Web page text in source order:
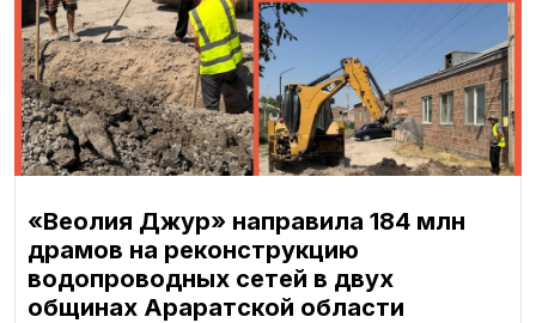
«Веолия Джур» направила 184 млн
драмов на реконструкцию
водопроводных сетей в двух
общинах Араратской области